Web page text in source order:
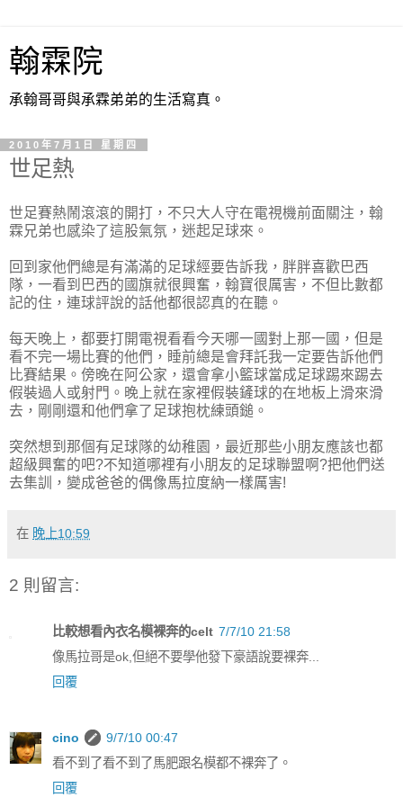
翰霖院
承翰哥哥與承霖弟弟的生活寫真。
2010年7月1日 星期四
世足熱
世足賽熱鬧滾滾的開打，不只大人守在電視機前面關注，翰
霖兄弟也感染了這股氣氛，迷起足球來。
回到家他們總是有滿滿的足球經要告訴我，胖胖喜歡巴西
隊，一看到巴西的國旗就很興奮，翰寶很厲害，不但比數都
記的住，連球評說的話他都很認真的在聽。
每天晚上，都要打開電視看看今天哪一國對上那一國，但是
看不完一場比賽的他們，睡前總是會拜託我一定要告訴他們
比賽結果。傍晚在阿公家，還會拿小籃球當成足球踢來踢去
假裝過人或射門。晚上就在家裡假裝鏟球的在地板上滑來滑
去，剛剛還和他們拿了足球抱枕練頭鎚。
突然想到那個有足球隊的幼稚園，最近那些小朋友應該也都
超級興奮的吧?不知道哪裡有小朋友的足球聯盟啊?把他們送
去集訓，變成爸爸的偶像馬拉度納一樣厲害!
在 晚上10:59
2 則留言:
比較想看內衣名模裸奔的celt 7/7/10 21:58
像馬拉哥是ok,但絕不要學他發下豪語說要裸奔...
回覆
cino
9/7/10 00:47
看不到了看不到了馬肥跟名模都不裸奔了。
回覆